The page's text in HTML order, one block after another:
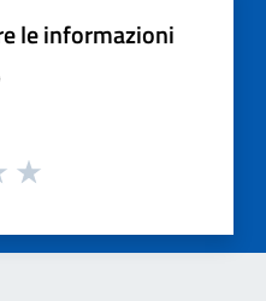
le informazioni